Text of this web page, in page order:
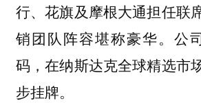
行、花旗及摩根大通担任联
销团队阵容堪称豪华。公
码，在纳斯达克全球精选市
步挂牌。